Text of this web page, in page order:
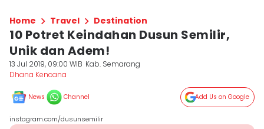
Home Travel Destination
10 Potret Keindahan Dusun Semilir,
Unik dan Adem!
13 Jul 2019, 09:00 WIB Kab. Semarang
Dhana Kencana
News Channel Add Us on Google
instagram.com/dusunsemilir